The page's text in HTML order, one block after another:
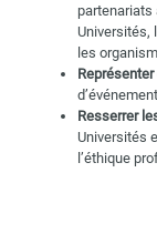
partenariats
Universités,
les
Resserrer
Universités
l’éthique